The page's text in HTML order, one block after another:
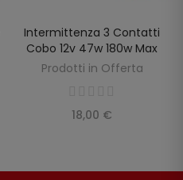
AGGIUNGI AL CARRELLO
Intermittenza 3 Contatti
Cobo 12v 47w 180w Max
Prodotti in Offerta
18,00 €